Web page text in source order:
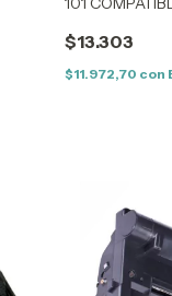
SF760P
$13.303
$11.972,70 con